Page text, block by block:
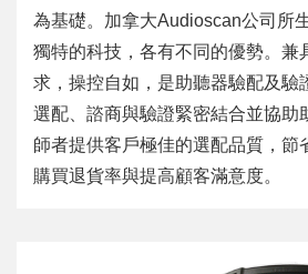
為基礎。加拿大Audioscan公司所
獨特的科技，各有不同的優勢。兼
求，操控自如，是助聽器驗配及驗
選配、諮商與驗證緊密結合並協助
師者提供客戶極佳的選配品質，節
購買退貨率與提高顧客滿意度。